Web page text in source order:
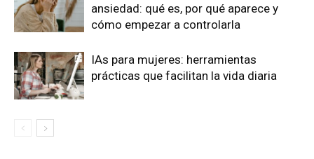
ansiedad: qué es, por qué aparece y
cómo empezar a controlarla
IAs para mujeres: herramientas
prácticas que facilitan la vida diaria